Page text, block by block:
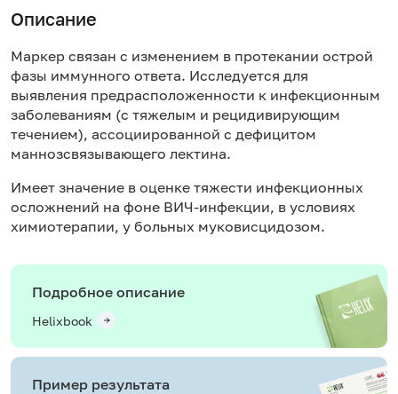
Описание
Маркер связан с изменением в протекании острой
фазы иммунного ответа. Исследуется для
выявления предрасположенности к инфекционным
заболеваниям (с тяжелым и рецидивирующим
течением), ассоциированной с дефицитом
маннозсвязывающего лектина.
Имеет значение в оценке тяжести инфекционных
осложнений на фоне ВИЧ-инфекции, в условиях
химиотерапии, у больных муковисцидозом.
Подробное описание
Helixbook
Пример результата